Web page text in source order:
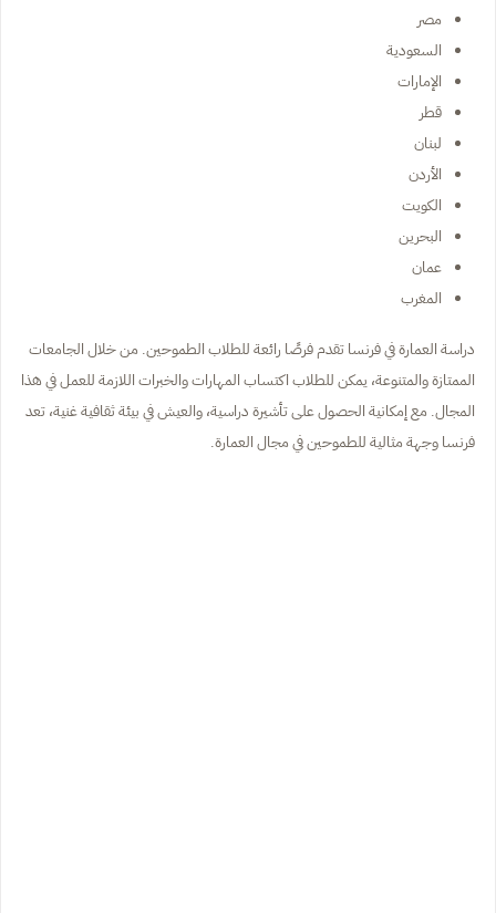
مصر
السعودية
الإمارات
قطر
لبنان
الأردن
الكويت
البحرين
عمان
المغرب
دراسة العمارة في فرنسا تقدم فرصًا رائعة للطلاب الطموحين. من خلال الجامعات
الممتازة والمتنوعة، يمكن للطلاب اكتساب المهارات والخبرات اللازمة للعمل في هذا
المجال. مع إمكانية الحصول على تأشيرة دراسية، والعيش في بيئة ثقافية غنية، تعد
فرنسا وجهة مثالية للطموحين في مجال العمارة.